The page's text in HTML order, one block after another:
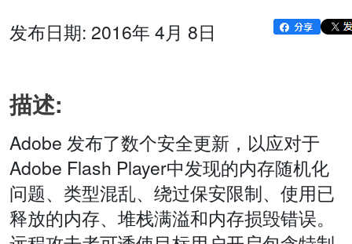
发布日期: 2016年 4月 8日
描述:
Adobe 发布了数个安全更新，以应对于
Adobe Flash Player中发现的内存随机化
问题、类型混乱、绕过保安限制、使用已
释放的内存、堆栈满溢和内存损毁错误。